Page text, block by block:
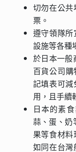
切勿在公共
票。
遵守領隊所
設施等各種
於日本一般
百貨公司購
記填表可減
用，且手續
⽇本的素
蒜、蛋、奶
果等食材料
如同在台灣